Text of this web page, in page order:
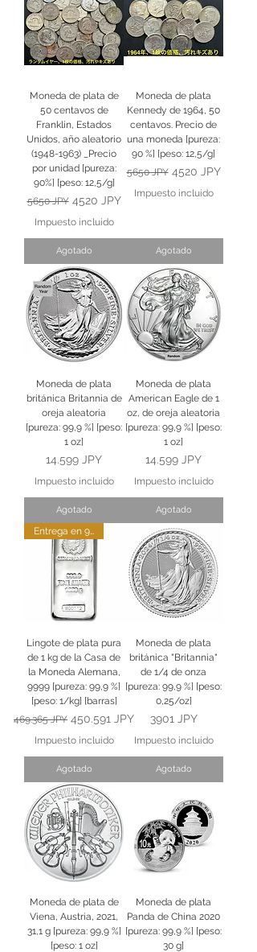
Moneda de plata de
50 centavos de
Franklin, Estados
Unidos, año aleatorio
(1948-1963) _Precio
por unidad [pureza:
90%] [peso: 12,5/g]
Precio
5650 JPY Precio de oferta
4520 JPY
Impuesto incluido
Agotado
Moneda de plata
Kennedy de 1964, 50
centavos. Precio de
una moneda [pureza:
90 %] [peso: 12,5/g]
Precio
5650 JPY Precio de oferta
4520 JPY
Impuesto incluido
Agotado
Moneda de plata
británica Britannia de
oreja aleatoria
[pureza: 99,9 %] [peso:
1 oz]
Precio
14.599 JPY
Impuesto incluido
Agotado
Moneda de plata
American Eagle de 1
oz, de oreja aleatoria
[pureza: 99,9 %] [peso:
1 oz]
Precio
14.599 JPY
Impuesto incluido
Agotado
Entrega en 9 semanas
Lingote de plata pura
de 1 kg de la Casa de
la Moneda Alemana,
9999 [pureza: 99,9 %]
[peso: 1/kg] [barras]
Precio
469.365 JPY Precio de oferta
450.591 JPY
Impuesto incluido
Agotado
Moneda de plata
británica "Britannia"
de 1/4 de onza
[pureza: 99,9 %] [peso:
0,25/oz]
Precio
3901 JPY
Impuesto incluido
Agotado
Moneda de plata de
Viena, Austria, 2021,
31,1 g [pureza: 99,9 %]
[peso: 1 oz]
Moneda de plata
Panda de China 2020
[pureza: 99,9 %] [peso:
30 g]